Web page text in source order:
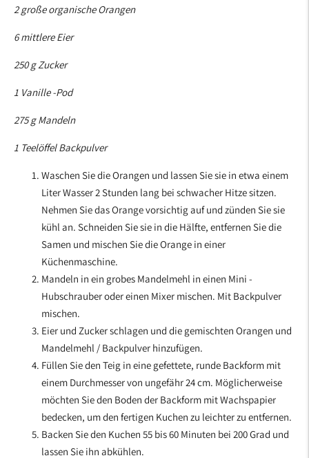
2 große organische Orangen
6 mittlere Eier
250 g Zucker
1 Vanille -Pod
275 g Mandeln
1 Teelöffel Backpulver
Waschen Sie die Orangen und lassen Sie sie in etwa einem
Liter Wasser 2 Stunden lang bei schwacher Hitze sitzen.
Nehmen Sie das Orange vorsichtig auf und zünden Sie sie
kühl an. Schneiden Sie sie in die Hälfte, entfernen Sie die
Samen und mischen Sie die Orange in einer
Küchenmaschine.
Mandeln in ein grobes Mandelmehl in einen Mini -
Hubschrauber oder einen Mixer mischen. Mit Backpulver
mischen.
Eier und Zucker schlagen und die gemischten Orangen und
Mandelmehl / Backpulver hinzufügen.
Füllen Sie den Teig in eine gefettete, runde Backform mit
einem Durchmesser von ungefähr 24 cm. Möglicherweise
möchten Sie den Boden der Backform mit Wachspapier
bedecken, um den fertigen Kuchen zu leichter zu entfernen.
Backen Sie den Kuchen 55 bis 60 Minuten bei 200 Grad und
lassen Sie ihn abkühlen.